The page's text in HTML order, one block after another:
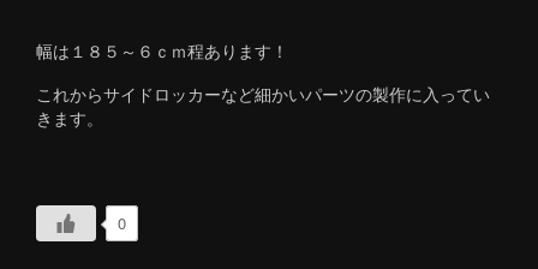
幅は１８５～６ｃｍ程あります！
これからサイドロッカーなど細かいパーツの製作に入ってい
きます。
0